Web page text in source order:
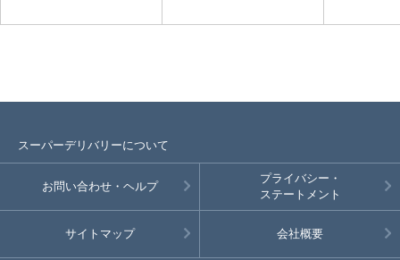
スーパーデリバリーについて
お問い合わせ・ヘルプ
プライバシー・
ステートメント
サイトマップ 会社概要